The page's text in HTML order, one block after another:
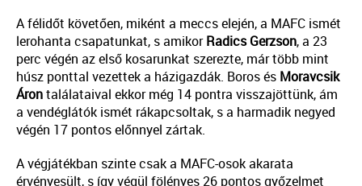
A félidőt követően, miként a meccs elején, a MAFC ismét
lerohanta csapatunkat, s amikorRadics Gerzson, a 23
perc végén az első kosarunkat szerezte, már több mint
húsz ponttal vezettek a házigazdák. Boros és Moravcsik
Árontalálataival ekkor még 14 pontra visszajöttünk, ám
a vendéglátók ismét rákapcsoltak, s a harmadik negyed
végén 17 pontos előnnyel zártak.
A végjátékban szinte csak a MAFC-osok akarata
érvényesült, s így végül fölényes 26 pontos győzelmet